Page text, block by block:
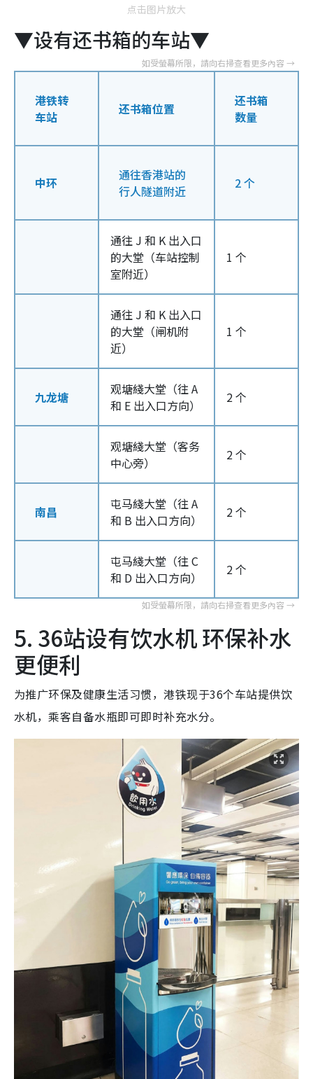
点击图片放大
▼设有还书箱的车站▼
港铁转
车站
还书箱位置
还书箱
数量
中环
通往香港站的
行人隧道附近
2 个
通往 J 和 K 出入口
的大堂（车站控制
室附近）
1 个
通往 J 和 K 出入口
的大堂（闸机附
近）
1 个
九龙塘
观塘綫大堂（往 A
和 E 出入口方向）
2 个
观塘綫大堂（客务
中心旁）
2 个
南昌
屯马綫大堂（往 A
和 B 出入口方向）
2 个
屯马綫大堂（往 C
和 D 出入口方向）
2 个
5. 36站设有饮水机 环保补水
更便利
为推广环保及健康生活习惯，港铁现于36个车站提供饮
水机，乘客自备水瓶即可即时补充水分。